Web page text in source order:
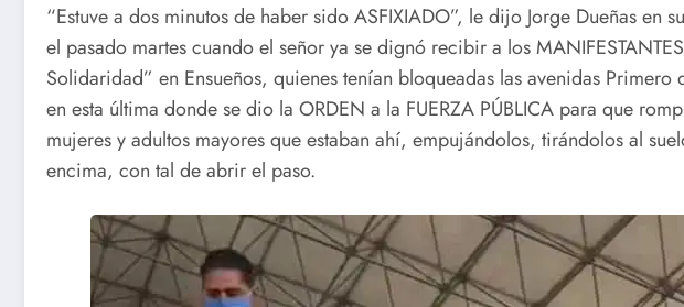
“Estuve a dos minutos de haber sido ASFIXIADO”, le dijo Jorge Dueñas en
el pasado martes cuando el señor ya se dignó recibir a los
Solidaridad” en Ensueños, quienes tenían bloqueadas las avenidas
en esta última donde se dio la ORDEN a la FUERZA PÚBLICA para que
mujeres y adultos mayores que estaban ahí, empujándolos, tirándolos al
encima, con tal de abrir el paso.